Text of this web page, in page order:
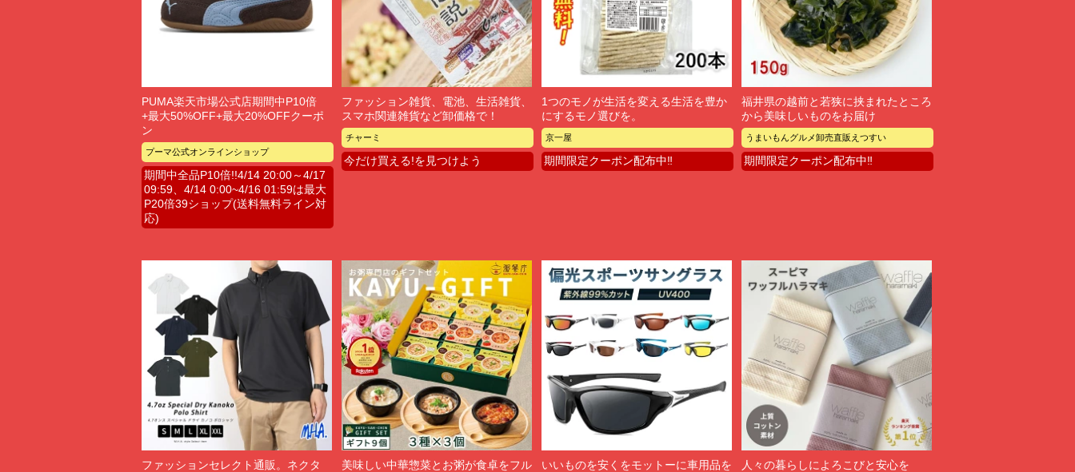
PUMA楽天市場公式店期間中P10倍
+最大50%OFF+最大20%OFFクーポ
ン
プーマ公式オンラインショップ
期間中全品P10倍!!4/14 20:00～4/17
09:59、4/14 0:00~4/16 01:59は最大
P20倍39ショップ(送料無料ライン対
応)
ファッション雑貨、電池、生活雑貨、
スマホ関連雑貨など卸価格で！
チャーミ
今だけ買える!を見つけよう
1つのモノが生活を変える生活を豊か
にするモノ選びを。
京一屋
期間限定クーポン配布中‼
福井県の越前と若狭に挟まれたところ
から美味しいものをお届け
うまいもんグルメ卸売直販えつすい
期間限定クーポン配布中‼
ファッションセレクト通販。ネクタ
美味しい中華惣菜とお粥が食卓をフル
いいものを安くをモットーに車用品を
人々の暮らしによろこびと安心を